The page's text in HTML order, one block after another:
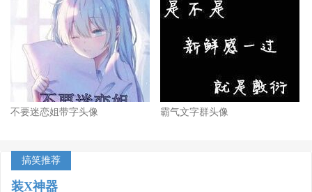
不要迷恋姐带字头像 霸气文字群头像
搞笑推荐
装X神器